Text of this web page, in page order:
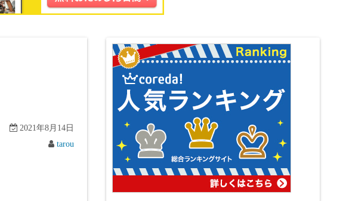
宇宙・ＳＦ
2021年8月14日
tarou